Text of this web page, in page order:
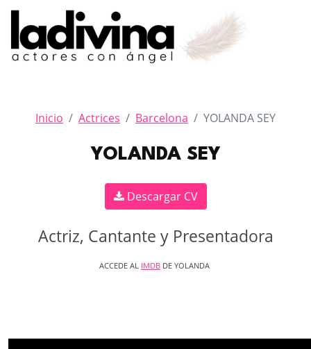
Inicio Actrices Barcelona YOLANDA SEY
YOLANDA SEY
Descargar CV
Actriz, Cantante y Presentadora
ACCEDE AL IMDB DE YOLANDA